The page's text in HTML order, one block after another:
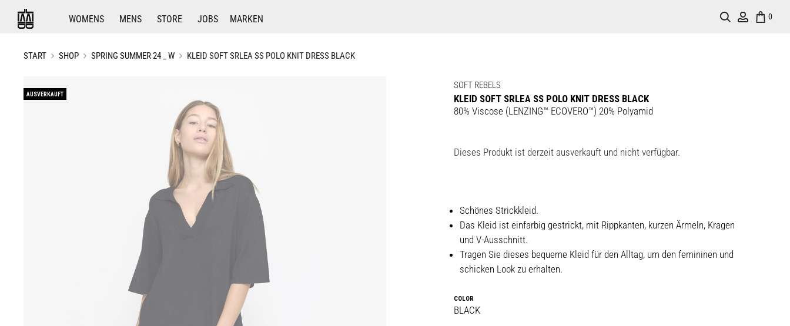
WOMENS MENS STORE JOBS MARKEN 0
Account
Search
START SHOP SPRING SUMMER 24 _ W KLEID SOFT SRLEA SS POLO KNIT DRESS BLACK
AUSVERKAUFT
SOFT REBELS
KLEID SOFT SRLEA SS POLO KNIT DRESS BLACK
80% Viscose (LENZING™ ECOVERO™) 20% Polyamid
Dieses Produkt ist derzeit ausverkauft und nicht verfügbar.
Schönes Strickkleid.
Das Kleid ist einfarbig gestrickt, mit Rippkanten, kurzen Ärmeln, Kragen
und V-Ausschnitt.
Tragen Sie dieses bequeme Kleid für den Alltag, um den femininen und
schicken Look zu erhalten.
COLOR
BLACK